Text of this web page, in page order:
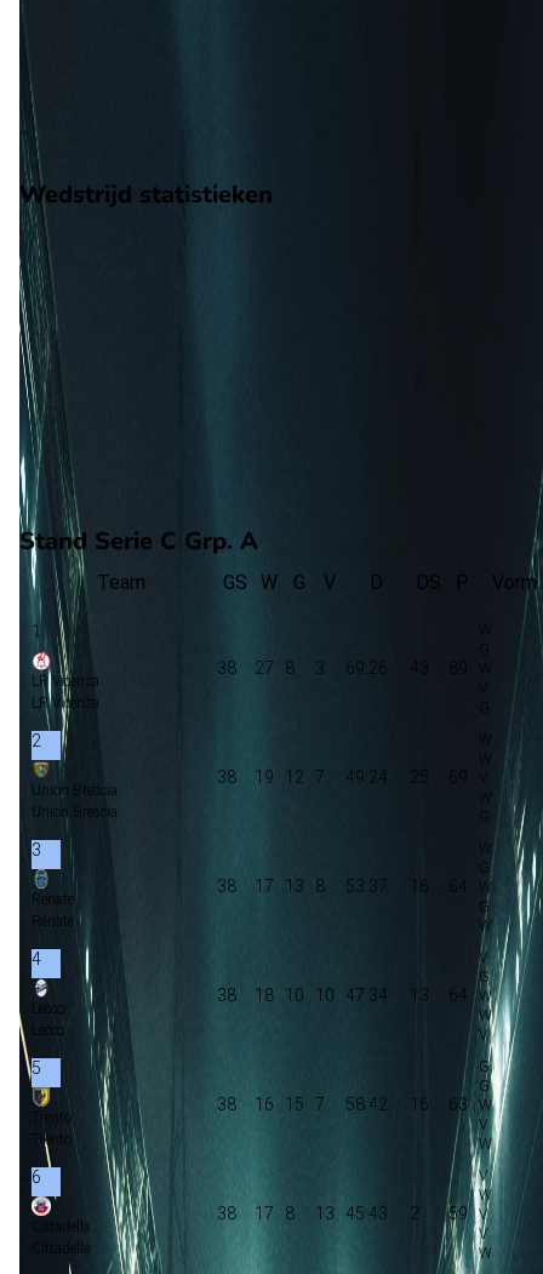
47
18
10
vorm
Wedstrijd statistieken
Verloop
Statistieken
Eindscore (2 - 0)
Eerste helft
8'
L. Sipos
Tweede helft
48'
I. Konate
78'
F. Costa
Stand Serie C Grp. A
Team GS W G V D DS P Vorm
1
LR Vicenza
LR Vicenza
38 27 8 3 69:26 43 89
2
Union Brescia
Union Brescia
38 19 12 7 49:24 25 69
3
Renate
Renate
38 17 13 8 53:37 16 64
4
Lecco
Lecco
38 18 10 10 47:34 13 64
5
Trento
Trento
38 16 15 7 58:42 16 63
6
Cittadella
Cittadella
38 17 8 13 45:43 2 59